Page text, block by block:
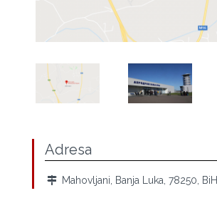
Adresa
Mahovljani, Banja Luka, 78250, BiH